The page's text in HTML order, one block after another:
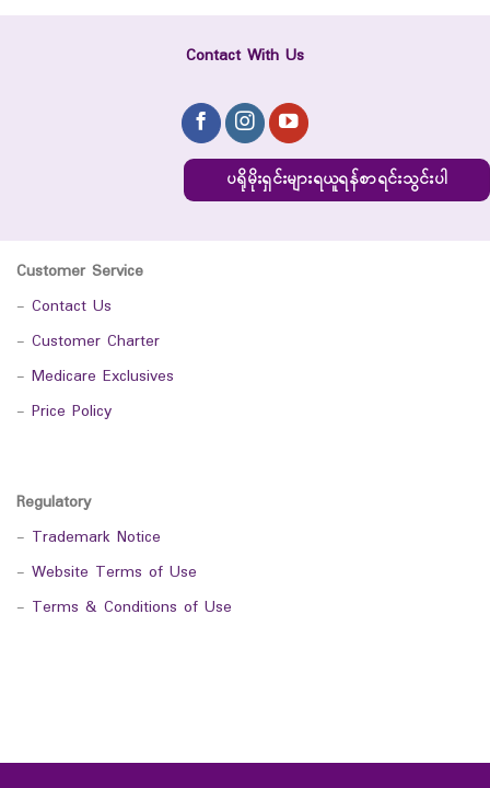
Contact With Us
ပရိုမိုးရှင်းများရယူရန်စာရင်းသွင်းပါ
Customer Service
- Contact Us
- Customer Charter
- Medicare Exclusives
- Price Policy
Regulatory
- Trademark Notice
- Website Terms of Use
- Terms & Conditions of Use